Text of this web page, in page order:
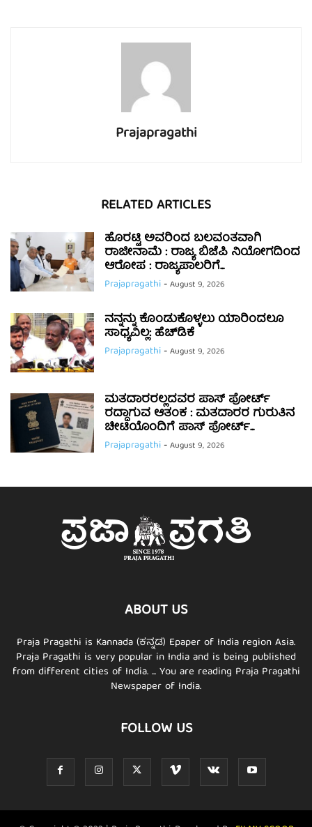
Prajapragathi
RELATED ARTICLES
ಹೊರಟ್ಟಿ ಅವರಿಂದ ಬಲವಂತವಾಗಿ
ರಾಜೀನಾಮೆ : ರಾಜ್ಯ ಬಿಜೆಪಿ ನಿಯೋಗದಿಂದ
ಆರೋಪ : ರಾಜ್ಯಪಾಲರಿಗೆ...
Prajapragathi-August 9, 2026
ನನ್ನನ್ನು ಕೊಂಡುಕೊಳ್ಳಲು ಯಾರಿಂದಲೂ
ಸಾಧ್ಯವಿಲ್ಲ: ಹೆಚ್‌ಡಿಕೆ
Prajapragathi-August 9, 2026
ಮತದಾರರಲ್ಲದವರ ಪಾಸ್ ಪೋರ್ಟ್
ರದ್ದಾಗುವ ಆತಂಕ : ಮತದಾರರ ಗುರುತಿನ
ಚೀಟಿಯೊಂದಿಗೆ ಪಾಸ್ ಪೋರ್ಟ್...
Prajapragathi-August 9, 2026
ABOUT US
Praja Pragathi is Kannada (ಕನ್ನಡ) Epaper of India region Asia.
Praja Pragathi is very popular in India and is being published
from different cities of India. ... You are reading Praja Pragathi
Newspaper of India.
FOLLOW US